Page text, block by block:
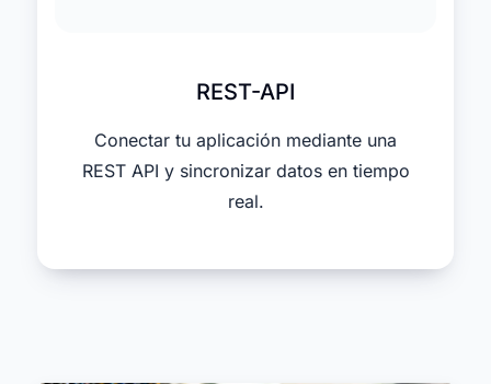
REST-API
Conectar tu aplicación mediante una
REST API y sincronizar datos en tiempo
real.